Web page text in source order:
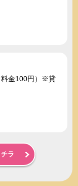
料金100円）※貸
ラ